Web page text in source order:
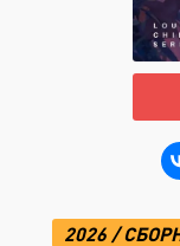
Запомнить
2026 /